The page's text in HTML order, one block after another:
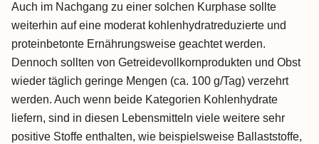
Auch im Nachgang zu einer solchen Kurphase sollte
weiterhin auf eine moderat kohlenhydratreduzierte und
proteinbetonte Ernährungsweise geachtet werden.
Dennoch sollten von Getreidevollkornprodukten und Obst
wieder täglich geringe Mengen (ca. 100 g/Tag) verzehrt
werden. Auch wenn beide Kategorien Kohlenhydrate
liefern, sind in diesen Lebensmitteln viele weitere sehr
positive Stoffe enthalten, wie beispielsweise Ballaststoffe,